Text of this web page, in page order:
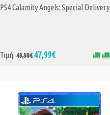
ΑΓΟΡΑ
PS4 Calamity Angels: Special Delivery
Τιμή:49,99€ 47,99€